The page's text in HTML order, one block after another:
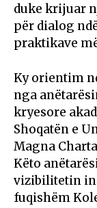
duke krijuar
për dialog
praktikave
Ky orientim
nga
kryesore
Shoqatën e
Magna
Këto
vizibilitetin
fuqishëm